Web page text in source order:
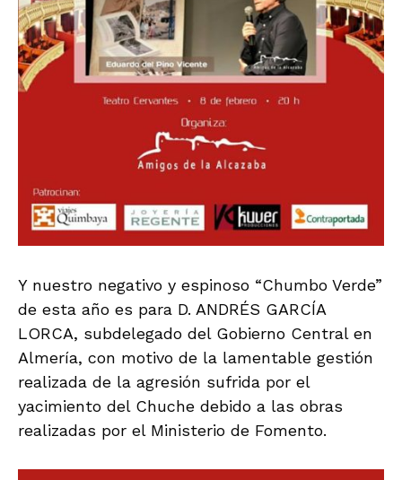
Y nuestro negativo y espinoso “Chumbo Verde”
de esta año es para D. ANDRÉS GARCÍA
LORCA, subdelegado del Gobierno Central en
Almería, con motivo de la lamentable gestión
realizada de la agresión sufrida por el
yacimiento del Chuche debido a las obras
realizadas por el Ministerio de Fomento.